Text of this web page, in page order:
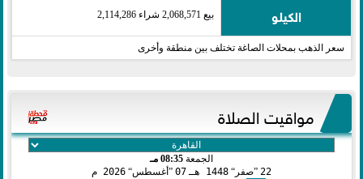
الكيلو بيع 2,068,571 شراء 2,114,286
سعر الذهب بمحلات الصاغة تختلف بين منطقة وأخرى
مواقيت الصلاة
الجمعة 08:35 مـ
22 صفر 1448 هـ 07 أغسطس 2026 م